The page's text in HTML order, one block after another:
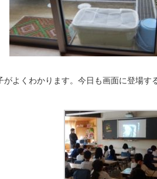
よくわかります。今日も画面に登場